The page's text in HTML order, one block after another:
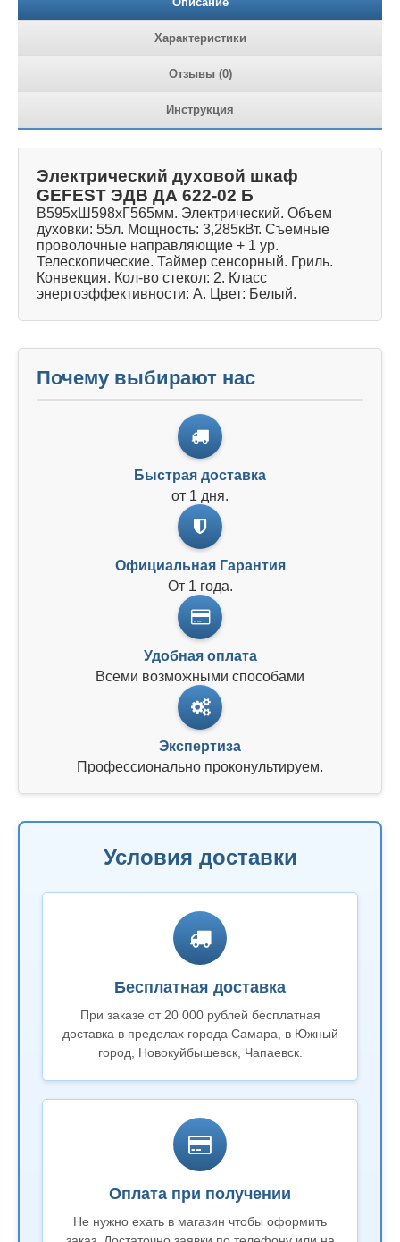
Характеристики
Отзывы (0)
Инструкция
Электрический духовой шкаф
GEFEST ЭДВ ДА 622-02 Б
В595хШ598хГ565мм. Электрический. Объем
духовки: 55л. Мощность: 3,285кВт. Съемные
проволочные направляющие + 1 ур.
Телескопические. Таймер сенсорный. Гриль.
Конвекция. Кол-во стекол: 2. Класс
энергоэффективности: A. Цвет: Белый.
Почему выбирают нас
Быстрая доставка
от 1 дня.
Официальная Гарантия
От 1 года.
Удобная оплата
Всеми возможными способами
Экспертиза
Профессионально проконультируем.
Условия доставки
Бесплатная доставка
При заказе от 20 000 рублей бесплатная
доставка в пределах города Самара, в Южный
город, Новокуйбышевск, Чапаевск.
Оплата при получении
Не нужно ехать в магазин чтобы оформить